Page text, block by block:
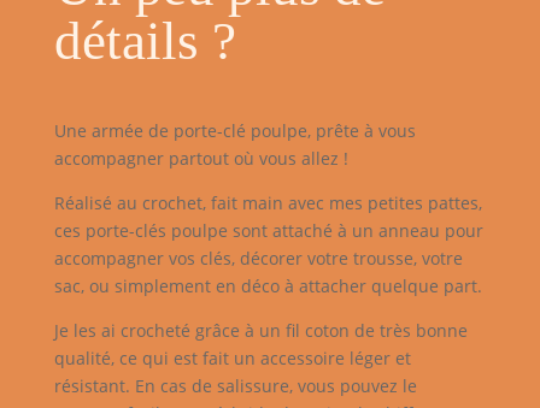
détails ?
Une armée de porte-clé poulpe, prête à vous
accompagner partout où vous allez !
Réalisé au crochet, fait main avec mes petites pattes,
ces porte-clés poulpe sont attaché à un anneau pour
accompagner vos clés, décorer votre trousse, votre
sac, ou simplement en déco à attacher quelque part.
Je les ai crocheté grâce à un fil coton de très bonne
qualité, ce qui est fait un accessoire léger et
résistant. En cas de salissure, vous pouvez le